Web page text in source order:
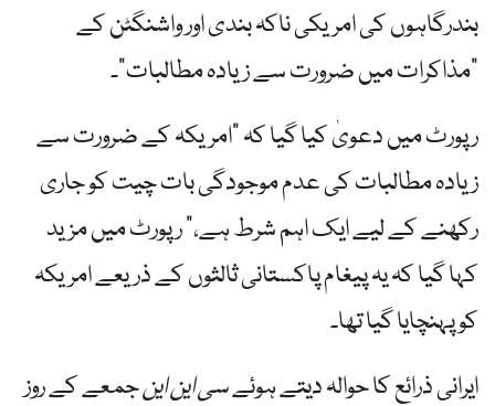
بندرگاہوں کی امریکی ناکہ بندی اور واشنگٹن کے
"مذاکرات میں ضرورت سے زیادہ مطالبات”۔
رپورٹ میں دعویٰ کیا گیا کہ "امریکہ کے ضرورت سے
زیادہ مطالبات کی عدم موجودگی بات چیت کو جاری
رکھنے کے لیے ایک اہم شرط ہے،” رپورٹ میں مزید
کہا گیا کہ یہ پیغام پاکستانی ثالثوں کے ذریعے امریکہ
کو پہنچایا گیا تھا۔
ایرانی ذرائع کا حوالہ دیتے ہوئےسی این اینجمعے کے روز